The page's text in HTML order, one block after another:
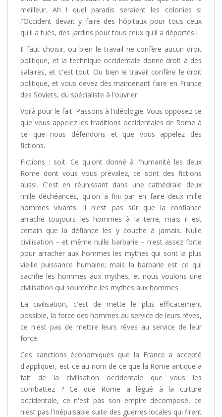
meilleur. Ah ! quel paradis seraient les colonies si
l'Occident devait y faire des hôpitaux pour tous ceux
qu'il a tués, des jardins pour tous ceux qu'il a déportés !
Il faut choisir, ou bien le travail ne confère aucun droit
politique, et la technique occidentale donne droit à des
salaires, et c'est tout. Ou bien le travail confère le droit
politique, et vous devez dès maintenant faire en France
des Soviets, du spécialiste à l'ouvrier.
Voilà pour le fait. Passons à l'idéologie. Vous opposez ce
que vous appelez les traditions occidentales de Rome à
ce que nous défendons et que vous appelez des
fictions.
Fictions : soit. Ce qu'ont donné à l'humanité les deux
Rome dont vous vous prévalez, ce sont des fictions
aussi. C'est en réunissant dans une cathédrale deux
mille déchéances, qu'on a fini par en faire deux mille
hommes vivants. Il n'est pas sûr que la confiance
arrache toujours les hommes à la terre, mais il est
certain que la défiance les y couche à jamais. Nulle
civilisation – et même nulle barbarie – n'est assez forte
pour arracher aux hommes les mythes qui sont la plus
vieille puissance humaine; mais la barbarie est ce qui
sacrifie les hommes aux mythes, et nous voulons une
civilisation qui soumette les mythes aux hommes.
La civilisation, c'est de mette le plus efficacement
possible, la force des hommes au service de leurs rêves,
ce n'est pas de mettre leurs rêves au service de leur
force.
Ces sanctions économiques que la France a accepté
d'appliquer, est-ce au nom de ce que la Rome antique a
fait de la civilisation occidentale que vous les
combattez ? Ce que Rome a légué à la culture
occidentale, ce n'est pas son empire décomposé, ce
n'est pas l'inépuisable suite des guerres locales qui firent